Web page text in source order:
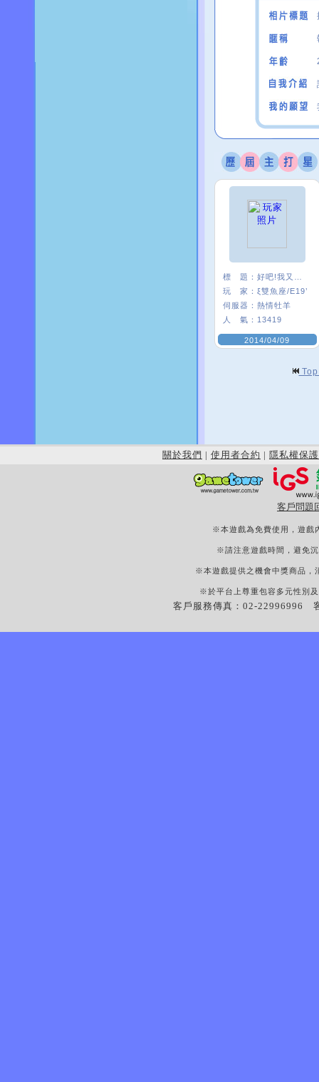
標 題：
玩 家： ξ雙魚座/E19’
伺服器： 熱情牡羊
人 氣： 13419
2014/04/09
關於我們 | 使用者合約 | 隱私權保護
客戶問題
※本遊戲為免費使用，遊戲
※請注意遊戲時間，避免
※本遊戲提供之機會中獎商品，
※於平台上尊重包容多元性別
客戶服務傳真：02-22996996